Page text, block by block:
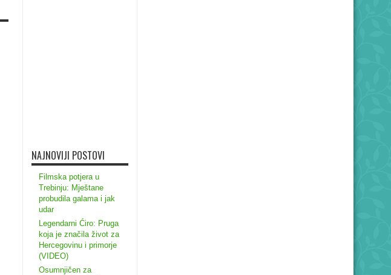
NAJNOVIJI POSTOVI
Filmska potjera u
Trebinju: Mještane
probudila galama i jak
udar
Legendarni Ćiro: Pruga
koja je značila život za
Hercegovinu i primorje
(VIDEO)
Osumnjičen za